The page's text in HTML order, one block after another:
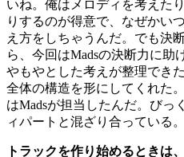
いね。俺はメロディを考えた
りするのが得意で、なぜかい
え方をしちゃうんだ。でも決
ら、今回はMadsの決断力に助
やもやとした考えが整理でき
全体の構造を形にしてくれた
はMadsが担当したんだ。びっ
ィパートと混ざり合っている。
トラックを作り始めるときは